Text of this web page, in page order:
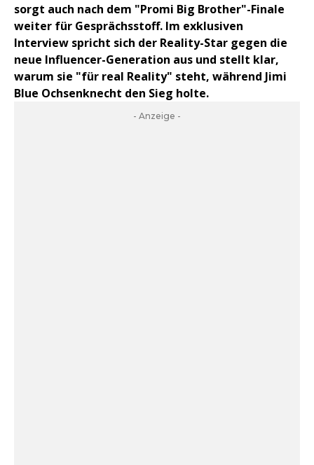
sorgt auch nach dem "Promi Big Brother"-Finale
weiter für Gesprächsstoff. Im exklusiven
Interview spricht sich der Reality-Star gegen die
neue Influencer-Generation aus und stellt klar,
warum sie "für real Reality" steht, während Jimi
Blue Ochsenknecht den Sieg holte.
- Anzeige -